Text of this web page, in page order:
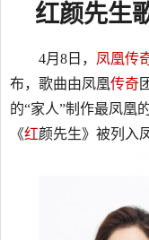
红颜先生
4月8日， 凤凰传
布，歌曲由凤凰传奇
的“家人”制作最凤凰
《红颜先生》被列入